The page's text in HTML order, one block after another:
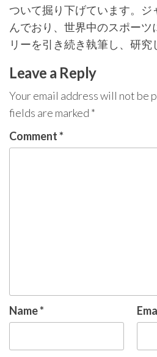
ついて掘り下げています。ジ
んでおり、世界中のスポー
リーを引き続き執筆し、研究
Leave a Reply
Your email address will not be
fields are marked *
Comment*
Name*